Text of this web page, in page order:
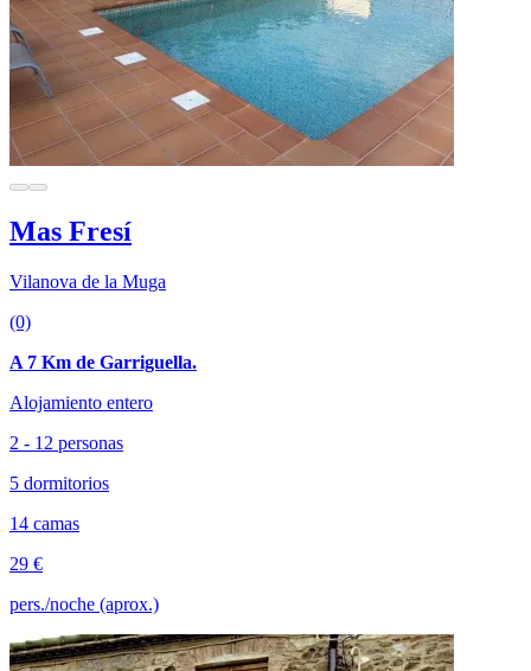
Mas Fresí
Vilanova de la Muga
(0)
A 7 Km de Garriguella.
Alojamiento entero
2 - 12 personas
5 dormitorios
14 camas
29 €
pers./noche (aprox.)